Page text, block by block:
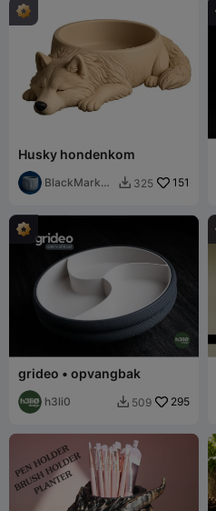
Husky hondenkom
BlackMarketi
 325 151
grideo • opvangbak
h3li0  509 295